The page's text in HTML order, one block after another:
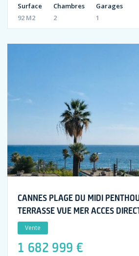
Surface
92 M2
Chambres
2
Garages
1
CANNES PLAGE DU MIDI
TERRASSE VUE MER ACCES
Vente
1 682 999 €